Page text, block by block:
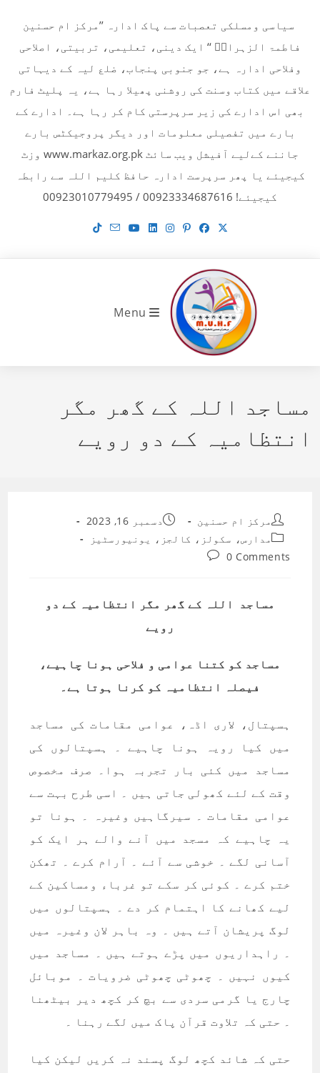
content
سیاسی ومسلکی تعصبات سے پاک ادارہ ’’مرکز ام حسنین
فاطمۃ الزہراءؓ ‘‘ ایک دینی، تعلیمی، تربیتی، اصلاحی
وفلاحی ادارہ ہے، جو جنوبی پنجاب، ضلع لیہ کے دیہاتی
علاقے میں کتاب وسنت کی روشنی پھیلا رہا ہے، یہ پلیٹ فارم
بھی اس ادارے کی زیر سرپرستی کام کر رہا ہے۔ ادارے کے
بارے میں تفصیلی معلومات اور دیگر پروجیکٹس بارے
جاننے کےلیے آفیشل ویب سائٹ www.markaz.org.pk وزٹ
کیجیئے یا پھر سرپرست ادارہ حافظ کلیم اللہ سے رابطہ
کیجیئے! 00923334687616 / 00923010779495
Menu
مساجد اللہ کے گھر مگر
انتظامیہ کے دو رویے
Post
author:
مرکز ام حسنین
Postدسمبر 16, 2023
Post
category:
مدارس، سکولز، کالجز، یونیورسٹیز
Post
0 Comments
مساجد اللہ کے گھر مگر انتظامیہ کے دو
رویے
مساجد کو کتنا عوامی و فلاحی ہونا چاہیے،
فیصلہ انتظامیہ کو کرنا ہوتا ہے۔
ہسپتال، لاری اڈہ، عوامی مقامات کی مساجد
میں کیا رویہ ہونا چاہیے ۔ ہسپتالوں کی
مساجد میں کئی بار تجربہ ہوا۔ صرف مخصوص
وقت کے لئے کھولی جاتی ہیں ۔ اسی طرح بہت سے
عوامی مقامات ۔ سیرگاہیں وغیرہ ۔ ہونا تو
یہ چاہیے کہ مسجد میں آنے والے ہر ایک کو
آسانی لگے ۔ خوشی سے آئے ۔ آرام کرے ۔ تھکن
ختم کرے ۔ کوئی کر سکے تو غرباء ومساکین کے
لیے کھانے کا اہتمام کر دے ۔ ہسپتالوں میں
لوگ پریشان آتے ہیں ۔ وہ باہر لان وغیرہ میں
۔ راہداریوں میں پڑے ہوتے ہیں ۔ مساجد میں
کیوں نہیں ۔ چھوٹی چھوٹی ضرویات ۔ موبائل
چارج یا گرمی سردی سے بچ کر کچھ دیر بیٹھنا
۔ حتی کہ تلاوت قرآن پاک میں لگے رہنا ۔
حتی کہ شائد کچھ لوگ پسند نہ کریں لیکن کیا